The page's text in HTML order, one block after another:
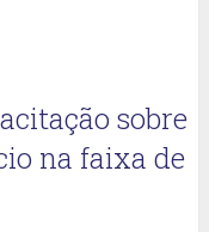
sobre
na faixa de